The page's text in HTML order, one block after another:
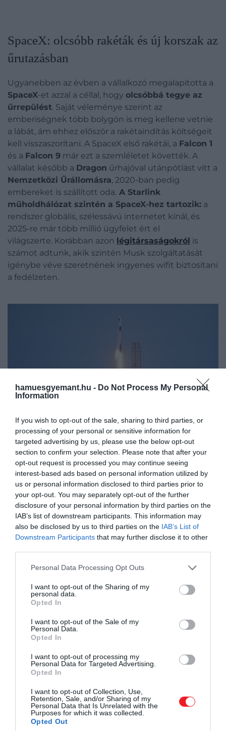
hamuesgyemant.hu - Do Not Process My Personal
Information
If you wish to opt-out of the sale, sharing to third parties, or
processing of your personal or sensitive information for
targeted advertising by us, please use the below opt-out
section to confirm your selection. Please note that after your
opt-out request is processed you may continue seeing
interest-based ads based on personal information utilized by
us or personal information disclosed to third parties prior to
your opt-out. You may separately opt-out of the further
disclosure of your personal information by third parties on the
IAB’s list of downstream participants. This information may
also be disclosed by us to third parties on the IAB’s List of
Downstream Participants that may further disclose it to other
Please note that this website/app uses one or more Google
not limited to your visit or usage behaviour. You may click to
grant or deny consent to Google and its third-party tags to
use your data for below specified purposes in below Google
consent section.
Personal Data Processing Opt Outs
I want to opt-out of the Sharing of my
personal data.
Opted In
I want to opt-out of the Sale of my
Personal Data.
Opted In
I want to opt-out of processing my
Personal Data for Targeted Advertising.
Opted In
I want to opt-out of Collection, Use,
Retention, Sale, and/or Sharing of my
Personal Data that Is Unrelated with the
Purposes for which it was collected.
Opted Out
SpaceX: olcsóbb rakéták és új korszak az
űrutazásban
Ugyanebben az évben a vállalkozó megalapította a
SpaceX-et azzal a céllal, hogy olcsóbbá tegye az
űrrepülést. Saját véleménye szerint az
emberiségnek több bolygón is meg kellene vetnie
a lábát, ám ehhez először a rakétaindítás költségeit
kell visszaszorítani. A SpaceX első rakétái, a Falcon 1
és a Falcon 9 már ezt a szemléletet követték. A
vállalat később a Dragon űrhajóval utánpótlást vitt a
Nemzetközi Űrállomásra, 2020-ban pedig
embereket is szállított oda. A Starlink
műholdhálózat szintén a SpaceX-hez tartozik: a
rendszer globális, szélessávú internetet kínál, és
2025-re már több millió ügyfelet ért el
világszerte. Korábban azon légitársaságokról is
számot adtunk, akik szintén Musk szolgáltatását
igénybe véve szeretnének ingyenes wifit biztosítani
a fedélzeten.
Fotó:Evan El-Amin/Shutterstock
X: a közösségi média egyik
legvitatottabb átalakítása
Musk 2022-ben 44 milliárd dollárért vásárolta meg a
Twittert, majd 2023-ban X-re nevezte át a
platformot. A lépés az egyik legvitatottabb döntése
rendszert, leépítette a dolgozók jelentős részét,
testületet, és több korábban letiltott fiókot is
visszaengedett. Az X története egy nagy, nyilvános
kísérlet arról, hogyan lehetne egy közösségi oldalt
Musk elképzelése szerint
„mindent tudó” digitális
platformmáalakítani. A hirdetési bevételek
visszaesése és a felhasználói bizalom körüli viták azt
mutatják, hogy ez az átalakulás komoly
kockázatokkal jár.
Ezt is olvasd el!
Hivatalosan is véget ért a Tesla két